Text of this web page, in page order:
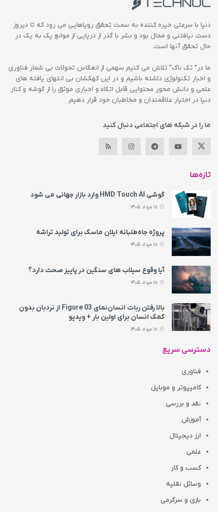
دنیا با سرعتی خیره کننده به سمت تحقق رویاهایی می رود که تا دیروز
دست نیافتنی و محال بود و بشر با گذر از دریایی از موانع یک به یک در
حال تحقق آنها است.
ما در” تک ناک” تلاش می کنیم سهمی از انعکاس تحولات بی شمار فناوری
و اخبار تکنولوژی داشته باشیم و در این کهکشان بی انتهای یافته های
علمی و دانش محور محتوایی قابل اتکاء و اخباری موثق را از گوشه و کنار
دنیا در اختیار علاقمندان و مخاطبان خود قرار دهیم.
ما را در شبکه های اجتماعی دنبال کنید
تازه‌ها
گوشی HMD Touch AI وارد بازار جهانی می‌ شود
پروژه جاه‌طلبانه ایلان ماسک برای تولید تراشه
آیا وقوع سیلاب های سنگین در پاییز صحت دارد؟
بالا رفتن ربات انسان‌نمای Figure 03 از نردبان بدون
کمک انسان برای اولین بار + ویدیو
دسترسی سریع
فناوری
کامپیوتر و موبایل
نقد و بررسی
آموزش
ارز دیجیتال
علمی
کسب و کار
وسائل نقلیه
بازی و سرگرمی